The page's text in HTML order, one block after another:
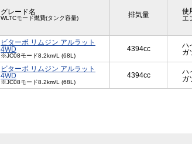
グレード名
WLTCモード燃費(タンク容量) 排気量
使
エ
ビターボ リムジン アルラット
4WD
※JC08モード8.2km/L (68L)
4394cc
ハ
ガ
ビターボ リムジン アルラット
4WD
※JC08モード8.2km/L (68L)
4394cc
ハ
ガ